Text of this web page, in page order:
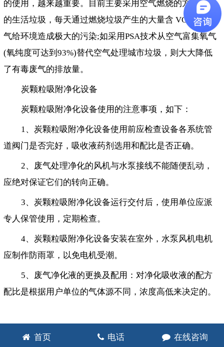
的使用，越来越重要。目前主要采用空气燃烧的方式人类
的生活垃圾，每天通过燃烧垃圾产生的大量含 VOC有毒废
气给环境造成极大的污染;如采用PSA技术从空气富集氧气
(氧纯度可达到93%)替代空气处理城市垃圾，则大大降低
了有毒废气的排放量。
炭颗粒吸附净化设备
炭颗粒吸附净化设备使用的注意事项，如下：
1、炭颗粒吸附净化设备使用前应检查设备各系统管
道阀门是否完好，吸收液药剂选用和配比是否正确。
2、废气处理净化的风机与水泵接线不能随便乱动，
应绝对保证它们的转向正确。
3、炭颗粒吸附净化设备运行交付后，使用单位应派
专人保管使用，定期检查。
4、炭颗粒吸附净化设备安装在室外，水泵风机电机
应制作防雨罩，以免电机受潮。
5、废气净化液的更换及配用：对净化吸收液的配方
配比是根据用户单位的气体源不同，浓度高低来决定的。
首页 电话 在线咨询